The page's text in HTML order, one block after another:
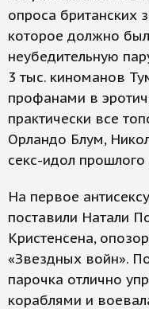
опроса британских
которое должно
неубедительную
3 тыс. киноманов
профанами в
практически все
Орландо Блум,
секс-идол
На первое
поставили Натали
Кристенсена,
«Звездных войн».
парочка отлично
кораблями и